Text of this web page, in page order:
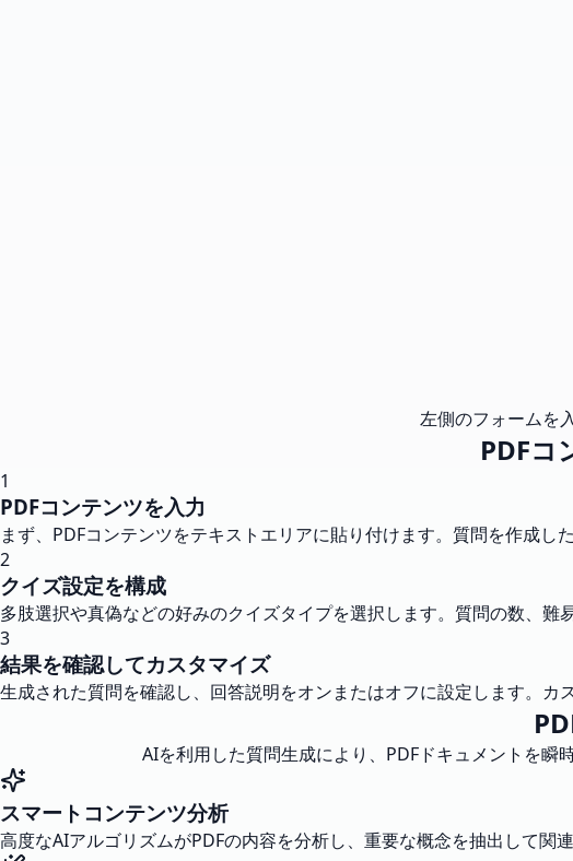
左側のフォームを
PDFコ
1
PDFコンテンツを入力
まず、PDFコンテンツをテキストエリアに貼り付けます。質問を作成
2
クイズ設定を構成
多肢選択や真偽などの好みのクイズタイプを選択します。質問の数、
3
結果を確認してカスタマイズ
生成された質問を確認し、回答説明をオンまたはオフに設定します。カ
AIを利用した質問生成により、PDFドキュメントを瞬
スマートコンテンツ分析
高度なAIアルゴリズムがPDFの内容を分析し、重要な概念を抽出して関